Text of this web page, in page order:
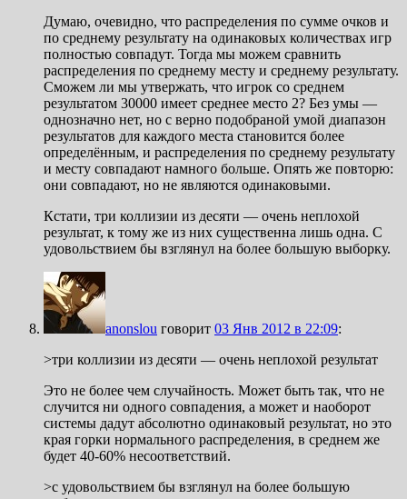
Думаю, очевидно, что распределения по сумме очков и
по среднему результату на одинаковых количествах игр
полностью совпадут. Тогда мы можем сравнить
распределения по среднему месту и среднему результату.
Сможем ли мы утвержать, что игрок со среднем
результатом 30000 имеет среднее место 2? Без умы —
однозначно нет, но с верно подобраной умой диапазон
результатов для каждого места становится более
определённым, и распределения по среднему результату
и месту совпадают намного больше. Опять же повторю:
они совпадают, но не являются одинаковыми.
Кстати, три коллизии из десяти — очень неплохой
результат, к тому же из них существенна лишь одна. С
удовольствием бы взглянул на более большую выборку.
anonslou говорит 03 Янв 2012 в 22:09:
>три коллизии из десяти — очень неплохой результат
Это не более чем случайность. Может быть так, что не
случится ни одного совпадения, а может и наоборот
системы дадут абсолютно одинаковый результат, но это
края горки нормального распределения, в среднем же
будет 40-60% несоответствий.
>с удовольствием бы взглянул на более большую